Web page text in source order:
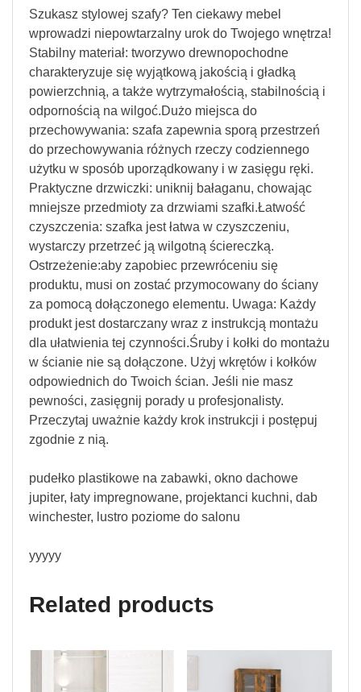
Szukasz stylowej szafy? Ten ciekawy mebel
wprowadzi niepowtarzalny urok do Twojego wnętrza!
Stabilny materiał: tworzywo drewnopochodne
charakteryzuje się wyjątkową jakością i gładką
powierzchnią, a także wytrzymałością, stabilnością i
odpornością na wilgoć.Dużo miejsca do
przechowywania: szafa zapewnia sporą przestrzeń
do przechowywania różnych rzeczy codziennego
użytku w sposób uporządkowany i w zasięgu ręki.
Praktyczne drzwiczki: uniknij bałaganu, chowając
mniejsze przedmioty za drzwiami szafki.Łatwość
czyszczenia: szafka jest łatwa w czyszczeniu,
wystarczy przetrzeć ją wilgotną ściereczką.
Ostrzeżenie:aby zapobiec przewróceniu się
produktu, musi on zostać przymocowany do ściany
za pomocą dołączonego elementu. Uwaga: Każdy
produkt jest dostarczany wraz z instrukcją montażu
dla ułatwienia tej czynności.Śruby i kołki do montażu
w ścianie nie są dołączone. Użyj wkrętów i kołków
odpowiednich do Twoich ścian. Jeśli nie masz
pewności, zasięgnij porady u profesjonalisty.
Przeczytaj uważnie każdy krok instrukcji i postępuj
zgodnie z nią.
pudełko plastikowe na zabawki, okno dachowe
jupiter, łaty impregnowane, projektanci kuchni, dab
winchester, lustro poziome do salonu
yyyyy
Related products